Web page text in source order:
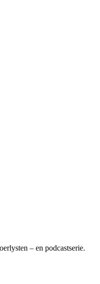
– en podcastserie.